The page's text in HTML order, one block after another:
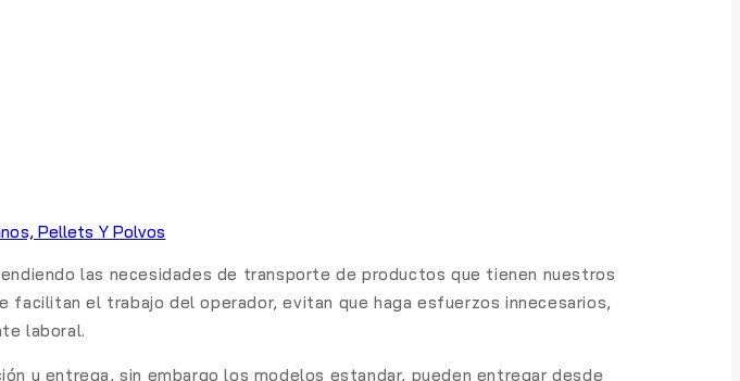
Pellets Y Polvos
las necesidades de transporte de productos que tienen nuestros
el trabajo del operador, evitan que haga esfuerzos innecesarios,
laboral.
y entrega, sin embargo los modelos estandar, pueden entregar desde